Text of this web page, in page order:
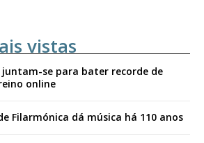
vistas
juntam-se para bater recorde de
online
Filarmónica dá música há 110 anos